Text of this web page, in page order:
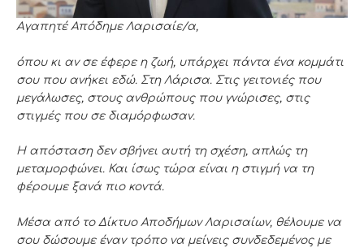
Αγαπητέ Απόδημε Λαρισαίε/α,
όπου κι αν σε έφερε η ζωή, υπάρχει πάντα ένα κομμάτι
σου που ανήκει εδώ. Στη Λάρισα. Στις γειτονιές που
μεγάλωσες, στους ανθρώπους που γνώρισες, στις
στιγμές που σε διαμόρφωσαν.
Η απόσταση δεν σβήνει αυτή τη σχέση, απλώς τη
μεταμορφώνει. Και ίσως τώρα είναι η στιγμή να τη
φέρουμε ξανά πιο κοντά.
Μέσα από το Δίκτυο Αποδήμων Λαρισαίων, θέλουμε να
σου δώσουμε έναν τρόπο να μείνεις συνδεδεμένος με